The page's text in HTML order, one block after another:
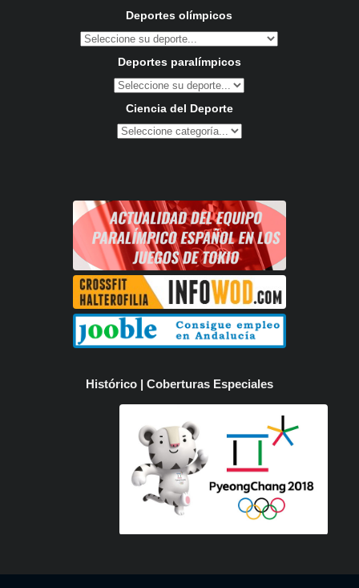
Deportes olímpicos
Deportes paralímpicos
Ciencia del Deporte
Histórico | Coberturas Especiales